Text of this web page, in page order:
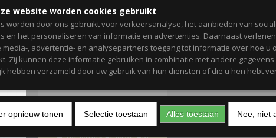
Vamoosh Trombone
€ 8,50 (inclusief btw 9%)
✓Op voorraad
website worden cookies gebruikt
worden door ons gebruikt voor verkeersanalyse, het aanbieden van
en het personaliseren van informatie en advertenties. Daarnaast
media-, advertentie- en analysepartners toegang tot informatie over hoe u
Zij kunnen deze informatie gebruiken in combinatie met andere gegevens
hebben verzameld door uw gebruik van hun diensten of die u hen hebt
opnieuw tonen Selectie toestaan Alles toestaan Nee, niet